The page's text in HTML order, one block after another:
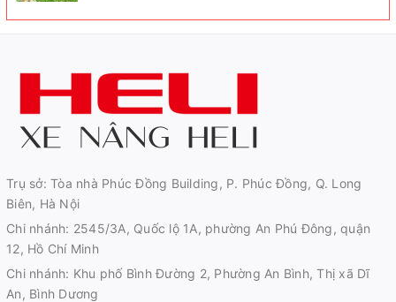
Trụ sở: Tòa nhà Phúc Đồng Building, P. Phúc Đồng, Q. Long
Biên, Hà Nội
Chi nhánh: 2545/3A, Quốc lộ 1A, phường An Phú Đông, quận
12, Hồ Chí Minh
Chi nhánh: Khu phố Bình Đường 2, Phường An Bình, Thị xã Dĩ
An, Bình Dương